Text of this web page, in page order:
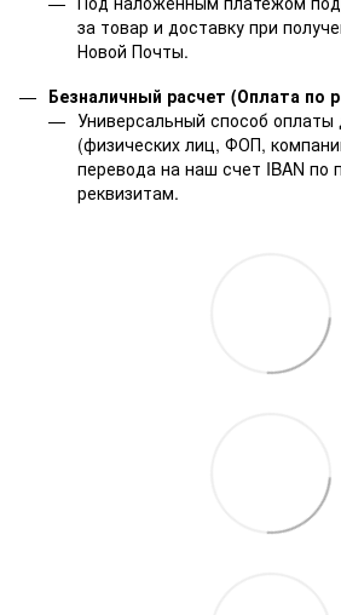
за товар и доставку при
Новой Почты.
Безналичный расчет (Оплата по
Универсальный способ оплаты
(физических лиц, ФОП,
перевода на наш счет IBAN по
реквизитам.